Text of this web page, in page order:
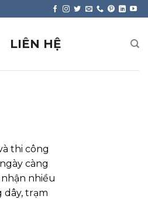
LIÊN HỆ
thi công
càng
nhiều
trạm